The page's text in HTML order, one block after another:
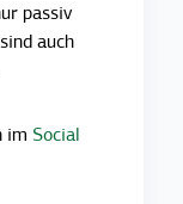
passiv
auch
im Social